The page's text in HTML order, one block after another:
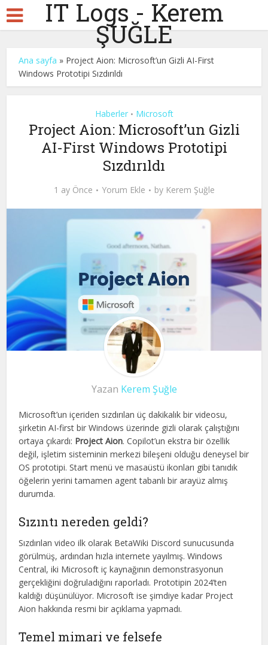
IT Logs - Kerem
ŞUĞLE
Ana sayfa » Project Aion: Microsoft’un Gizli AI-First
Windows Prototipi Sızdırıldı
Haberler • Microsoft
Project Aion: Microsoft’un Gizli
AI-First Windows Prototipi
Sızdırıldı
1 ay Önce Yorum Ekle by Kerem Şuğle
Yazan Kerem Şuğle
Microsoft’un içeriden sızdırılan üç dakikalık bir videosu,
şirketin AI-first bir Windows üzerinde gizli olarak çalıştığını
ortaya çıkardı: Project Aion. Copilot’un ekstra bir özellik
değil, işletim sisteminin merkezi bileşeni olduğu deneysel bir
OS prototipi. Start menü ve masaüstü ikonları gibi tanıdık
öğelerin yerini tamamen agent tabanlı bir arayüz almış
durumda.
Sızıntı nereden geldi?
Sızdırılan video ilk olarak BetaWiki Discord sunucusunda
görülmüş, ardından hızla internete yayılmış. Windows
Central, iki Microsoft iç kaynağının demonstrasyonun
gerçekliğini doğruladığını raporladı. Prototipin 2024’ten
kaldığı düşünülüyor. Microsoft ise şimdiye kadar Project
Aion hakkında resmi bir açıklama yapmadı.
Temel mimari ve felsefe